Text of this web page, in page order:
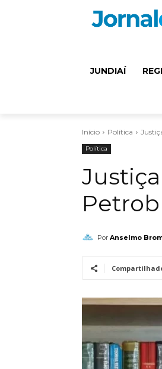
JUNDIAÍ
Início Política
Política
Por Anselmo